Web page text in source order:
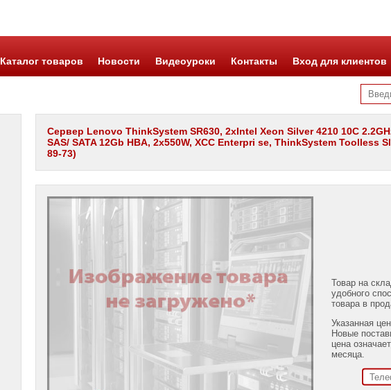
Каталог товаров Новости Видеоуроки Контакты Вход для клиентов
Сервер Lenovo ThinkSystem SR630, 2xIntel Xeon Silver 4210 10C
SAS/ SATA 12Gb HBA, 2x550W, XCC Enterpri se, ThinkSystem Toolless
89-73)
Товар на
удобного
товара в
Указанная
Новые
цена
месяца.